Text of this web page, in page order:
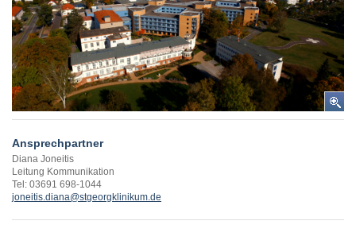
Ansprechpartner
Diana Joneitis
Leitung Kommunikation
Tel: 03691 698-1044
joneitis.diana@stgeorgklinikum.de